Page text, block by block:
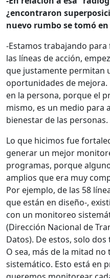
¿encontraron
nuevo rumbo se tomó en
-Estamos trabajando
las líneas de acción,
que justamente permitan
oportunidades de
en la persona, porque el
mismo, es un medio para
bienestar de las personas.
Lo que hicimos fue
generar un mejor
programas, porque
amplios que era muy
Por ejemplo, de las 58
que están en diseño-,
con un monitoreo
(Dirección Nacional de
Datos). De estos, solo
O sea, más de la mitad
sistemático. Esto está en